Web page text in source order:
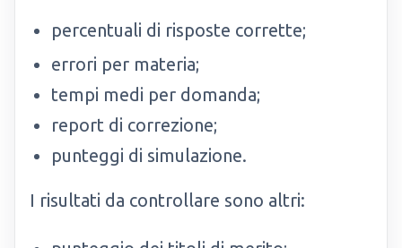
percentuali di risposte corrette;
errori per materia;
tempi medi per domanda;
report di correzione;
punteggi di simulazione.
I risultati da controllare sono altri: